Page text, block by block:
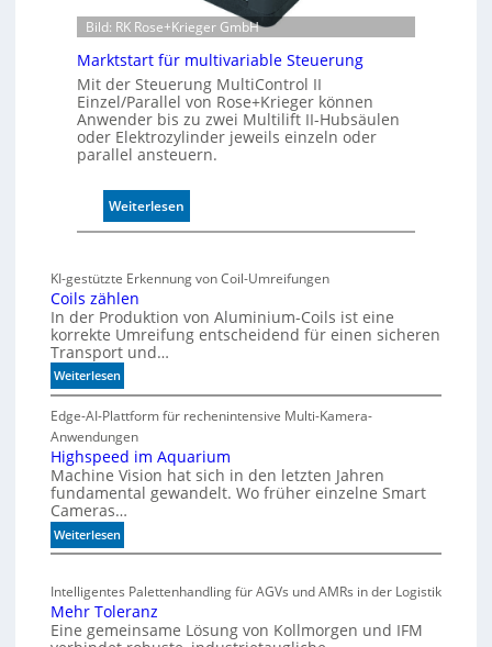
e
n
s
o
r
ü
b
e
a
t
h
m
i
c
h
e
h
u
s
Bild: RK Rose+Krieger GmbH
Marktstart für multivariable Steuerung
Mit der Steuerung MultiControl II
Einzel/Parallel von Rose+Krieger können
Anwender bis zu zwei Multilift II-Hubsäulen
oder Elektrozylinder jeweils einzeln oder
parallel ansteuern.
Weiterlesen
M
k
s
r
t
ü
r
m
t
v
a
KI-gestützte Erkennung von Coil-Umreifungen
Coils zählen
In der Produktion von Aluminium-Coils ist eine
korrekte Umreifung entscheidend für einen sicheren
Transport und…
Weiterlesen:
C
o
i
l
s
z
ä
h
l
n
Edge-AI-Plattform für rechenintensive Multi-Kamera-
Anwendungen
Highspeed im Aquarium
Machine Vision hat sich in den letzten Jahren
fundamental gewandelt. Wo früher einzelne Smart
Cameras…
Weiterlesen:
H
g
h
s
Intelligentes Palettenhandling für AGVs und AMRs in der Logistik
Mehr Toleranz
Eine gemeinsame Lösung von Kollmorgen und IFM